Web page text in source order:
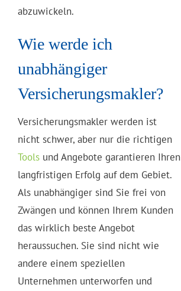
abzuwickeln.
Wie werde ich
unabhängiger
Versicherungsmakler?
Versicherungsmakler werden ist
nicht schwer, aber nur die richtigen
Tools und Angebote garantieren Ihren
langfristigen Erfolg auf dem Gebiet.
Als unabhängiger sind Sie frei von
Zwängen und können Ihrem Kunden
das wirklich beste Angebot
heraussuchen. Sie sind nicht wie
andere einem speziellen
Unternehmen unterworfen und